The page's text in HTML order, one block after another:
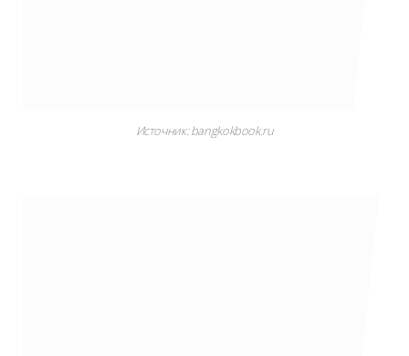
Источник: bangkokbook.ru